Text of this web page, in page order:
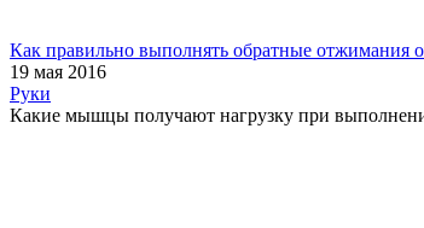
Как правильно выполнять обратные отжимания
19 мая 2016
Руки
Какие мышцы получают нагрузку при